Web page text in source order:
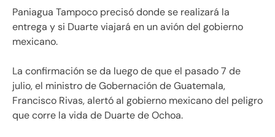
Paniagua Tampoco precisó donde se realizará la
entrega y si Duarte viajará en un avión del gobierno
mexicano.
La confirmación se da luego de que el pasado 7 de
julio, el ministro de Gobernación de Guatemala,
Francisco Rivas, alertó al gobierno mexicano del peligro
que corre la vida de Duarte de Ochoa.